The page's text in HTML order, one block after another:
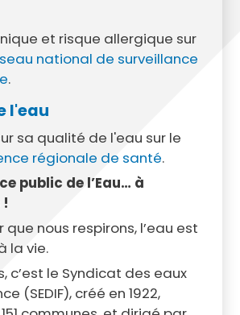
et risque allergique sur
national de surveillance
.
l'eau
sa qualité de l'eau sur le
régionale de santé.
public de l’Eau… à
que nous respirons, l’eau est
la vie.
c’est le Syndicat des eaux
(SEDIF), créé en 1922,